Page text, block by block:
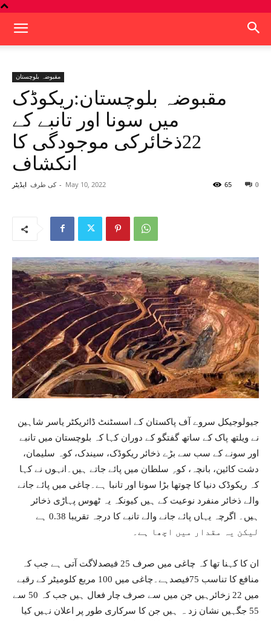
مقبوضہ بلوچستان
مقبوضہ بلوچستان:ریکوڈک
میں سونا اور تانبے کے
22ذخائرکی موجودگی کا
انکشاف
کی طرف ایڈیٹر - May 10, 2022 0
65
جیولوجیکل سروے آف پاکستان کے اسسٹنٹ ڈائریکٹر یاسر شاہین
نے ویلتھ پاک کے ساتھ گفتگو کے دوران کہا کہ بلوچستان میں تانبے
اور سونے کے سب سے بڑے ذخائر ریکوڈک، سیندک، کوہ سلیمان،
دشت کائین، بانچہ، کوہِ سلطان میں پائے جاتے ہیں۔انہوں نے کہا
کہ ریکوڈک دنیا کا چوتھا بڑا سونا اور تانبا ہے۔چاغی میں پائے جانے
والے ذخائر منفرد نوعیت کے ہیں کیونکہ یہ ٹھوس پہاڑی ذخائر
ہیں۔ اگرچہ یہاں پائے جانے والے تانبے کا درجہ تقریبا 0.38 ہے
لیکن یہ مقدار میں اچھا ہے۔
ان کا کہنا تھا کہ چاغی میں صرف 25 فیصدلاگت آتی ہے جب کہ
منافع کا تناسب 75فیصدہے۔چاغی میں 100 مربع کلومیٹر کے رقبے
میں 22 زخائرہیں جن میں سے صرف چار فعال ہیں جب کہ 50 سے
55 جگہیں نشان زد ہ ہیں جن کا سرکاری طور پر اعلان نہیں کیا